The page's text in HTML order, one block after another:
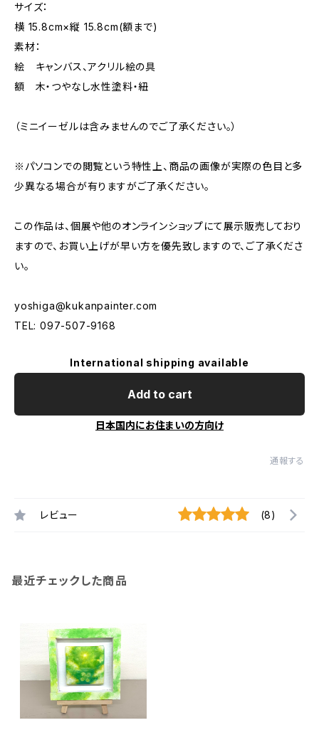
サイズ：
横 15.8cm×縦 15.8cm(額まで)
素材：
絵 キャンバス、アクリル絵の具
額 木・つやなし水性塗料・紐
（ミニイーゼルは含みませんのでご了承ください。）
※パソコンでの閲覧という特性上、商品の画像が実際の色目と多
少異なる場合が有りますがご了承ください。
この作品は、個展や他のオンラインショップにて展示販売しており
ますので、お買い上げが早い方を優先致しますので、ご了承くださ
い。
yoshiga@kukanpainter.com
TEL: 097-507-9168
International shipping available
Add to cart
日本国内にお住まいの方向け
通報する
レビュー (8)
最近チェックした商品